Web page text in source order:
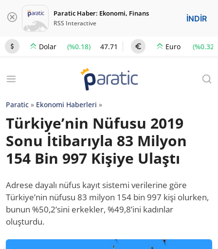
Paratic Haber: Ekonomi, Finans
RSS Interactive İNDİR
Dolar (%0.18) 47.71 Euro (%0.32)
Paratic » Ekonomi Haberleri »
Türkiye’nin Nüfusu 2019
Sonu İtibarıyla 83 Milyon
154 Bin 997 Kişiye Ulaştı
Adrese dayalı nüfus kayıt sistemi verilerine göre
Türkiye’nin nüfusu 83 milyon 154 bin 997 kişi olurken,
bunun %50,2’sini erkekler, %49,8’ini kadınlar
oluşturdu.